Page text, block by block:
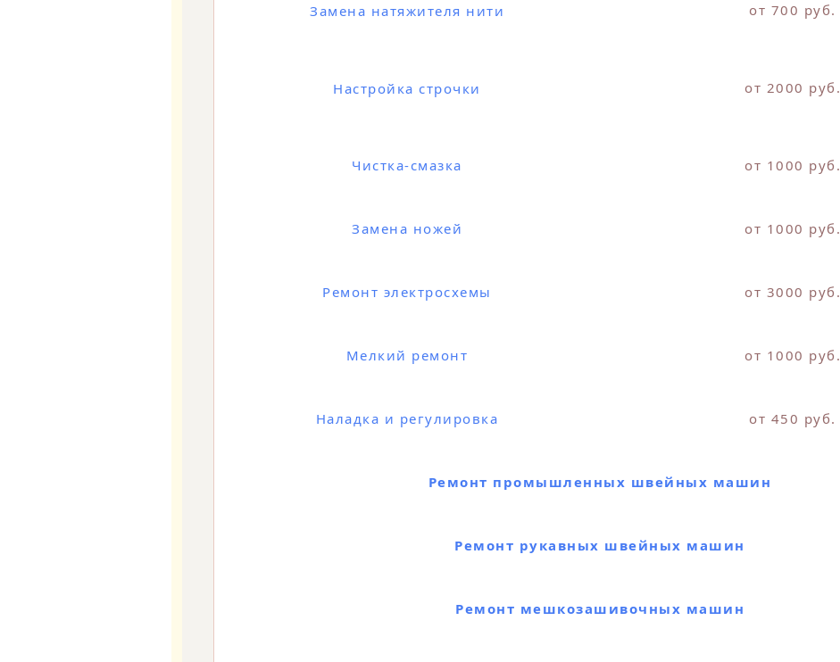
Замена натяжителя нити от 700 руб.
Настройка строчки от 2000 руб.
Чистка-смазка от 1000 руб.
Замена ножей от 1000 руб.
Ремонт электросхемы от 3000 руб.
Мелкий ремонт от 1000 руб.
Наладка и регулировка от 450 руб.
Ремонт промышленных швейных машин
Ремонт рукавных швейных машин
Ремонт мешкозашивочных машин